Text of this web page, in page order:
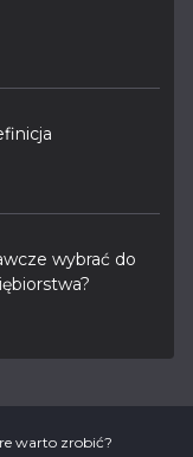
wybrać do
warto zrobić?